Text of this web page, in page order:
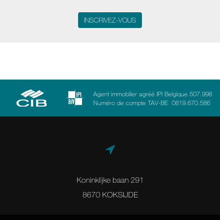
INSCRIVEZ-VOUS
Agent immobilier agréé IPI Belgique 507.998
Numéro de compte TAV-BE 0819.670.586
Koninklijke baan 291
8670 KOKSIJDE